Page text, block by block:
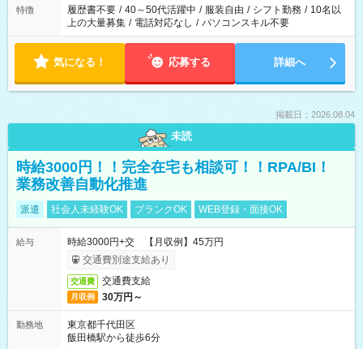
特徴 履歴書不要 / 40～50代活躍中 / 服装自由 / シフト勤務 / 10名以
上の大量募集 / 電話対応なし / パソコンスキル不要
気になる！ 応募する 詳細へ
掲載日：2026.08.04
未読
時給3000円！！完全在宅も相談可！！RPA/BI！
業務改善自動化推進
派遣 社会人未経験OK ブランクOK WEB登録・面接OK
給与
時給3000円+交 【月収例】45万円
交通費別途支給あり
交通費 交通費支給
月収例 30万円～
勤務地
東京都千代田区
飯田橋駅から徒歩6分